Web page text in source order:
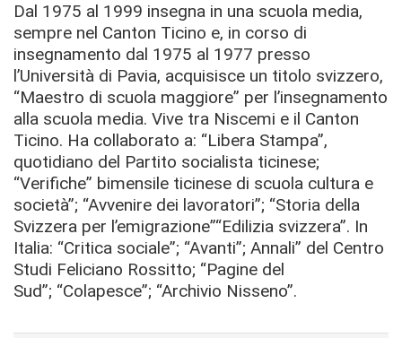
Dal 1975 al 1999 insegna in una scuola media,
sempre nel Canton Ticino e, in corso di
insegnamento dal 1975 al 1977 presso
l’Università di Pavia, acquisisce un titolo svizzero,
“Maestro di scuola maggiore” per l’insegnamento
alla scuola media. Vive tra Niscemi e il Canton
Ticino. Ha collaborato a: “Libera Stampa”,
quotidiano del Partito socialista ticinese;
“Verifiche” bimensile ticinese di scuola cultura e
società”; “Avvenire dei lavoratori”; “Storia della
Svizzera per l’emigrazione”“Edilizia svizzera”. In
Italia: “Critica sociale”; “Avanti”; Annali” del Centro
Studi Feliciano Rossitto; “Pagine del
Sud”; “Colapesce”; “Archivio Nisseno”.